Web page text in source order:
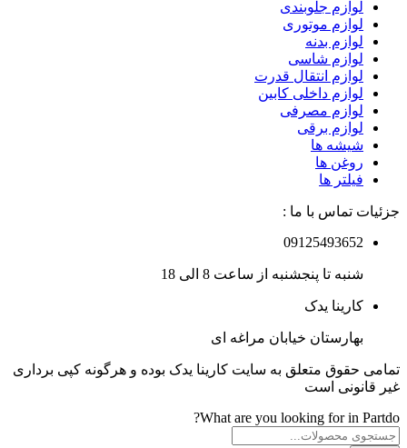
لوازم جلوبندی
لوازم موتوری
لوازم بدنه
لوازم شاسی
لوازم انتقال قدرت
لوازم داخلی کابین
لوازم مصرفی
لوازم برقی
شیشه ها
روغن ها
فیلتر ها
جزئیات تماس با ما :
09125493652
شنبه تا پنجشنبه از ساعت 8 الی 18
کارینا یدک
بهارستان خیابان مراغه ای
تمامی حقوق متعلق به سایت کارینا یدک بوده و هرگونه کپی برداری
غیر قانونی است
What are you looking for in Partdo?
Products